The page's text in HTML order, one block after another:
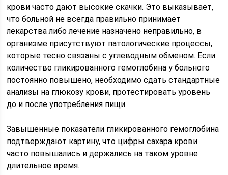
крови часто дают высокие скачки. Это выказывает,
что больной не всегда правильно принимает
лекарства либо лечение назначено неправильно, в
организме присутствуют патологические процессы,
которые тесно связаны с углеводным обменом. Если
количество гликированного гемоглобина у больного
постоянно повышено, необходимо сдать стандартные
анализы на глюкозу крови, протестировать уровень
до и после употребления пищи.
Завышенные показатели гликированного гемоглобина
подтверждают картину, что цифры сахара крови
часто повышались и держались на таком уровне
длительное время.